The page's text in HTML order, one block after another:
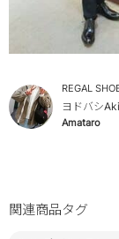
REGAL
ヨドバシ
Amataro
関連商品タグ